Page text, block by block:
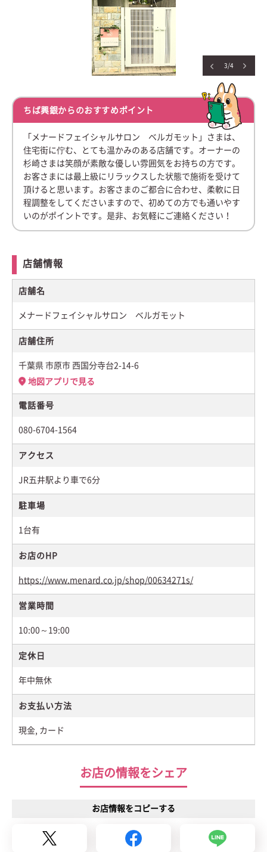
3/4
ちば興銀からのおすすめポイント
「メナードフェイシャルサロン ベルガモット」さまは、
住宅街に佇む、とても温かみのある店舗です。オーナーの
杉崎さまは笑顔が素敵な優しい雰囲気をお持ちの方です。
お客さまには最上級にリラックスした状態で施術を受けて
頂けると思います。お客さまのご都合に合わせ、柔軟に日
程調整をしてくださいますので、初めての方でも通いやす
いのがポイントです。是非、お気軽にご連絡ください！
店舗情報
店舗名
メナードフェイシャルサロン ベルガモット
店舗住所
千葉県 市原市 西国分寺台2-14-6
地図アプリで見る
電話番号
080-6704-1564
アクセス
JR五井駅より車で6分
駐車場
1台有
お店のHP
https://www.menard.co.jp/shop/00634271s/
営業時間
10:00～19:00
定休日
年中無休
お支払い方法
現金, カード
お店の情報をシェア
お店情報をコピーする